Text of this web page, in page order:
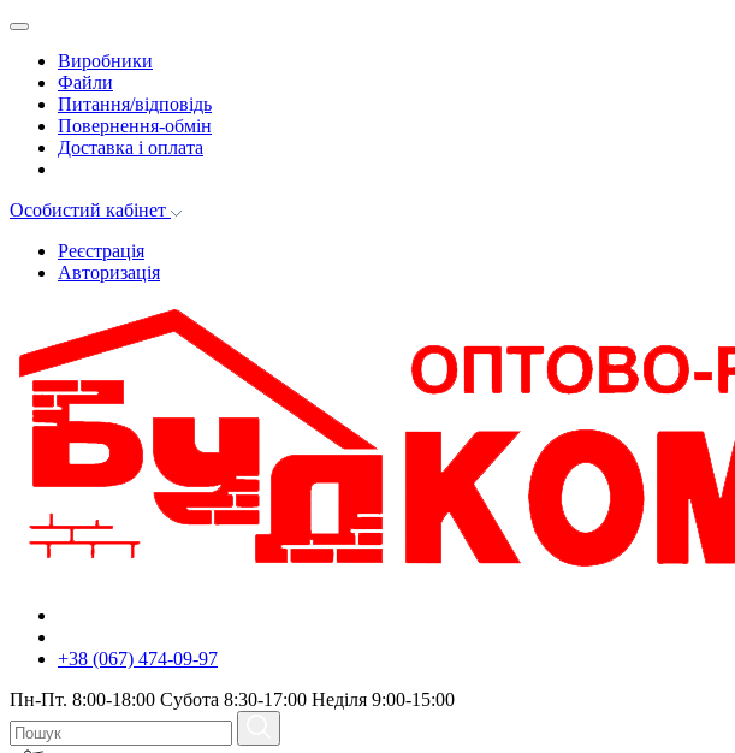
Виробники
Файли
Питання/відповідь
Повернення-обмін
Доставка і оплата
Особистий кабінет
Реєстрація
Авторизація
+38 (067) 474-09-97
Пн-Пт. 8:00-18:00 Субота 8:30-17:00 Неділя 9:00-15:00